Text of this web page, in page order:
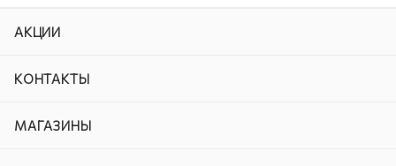
АКЦИИ
КОНТАКТЫ
МАГАЗИНЫ